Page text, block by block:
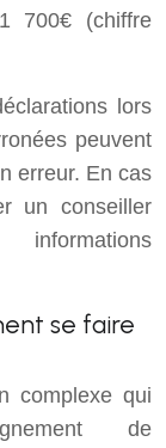
700€ (chiffre
lors
peuvent
erreur. En cas
un conseiller
se faire
complexe qui
de